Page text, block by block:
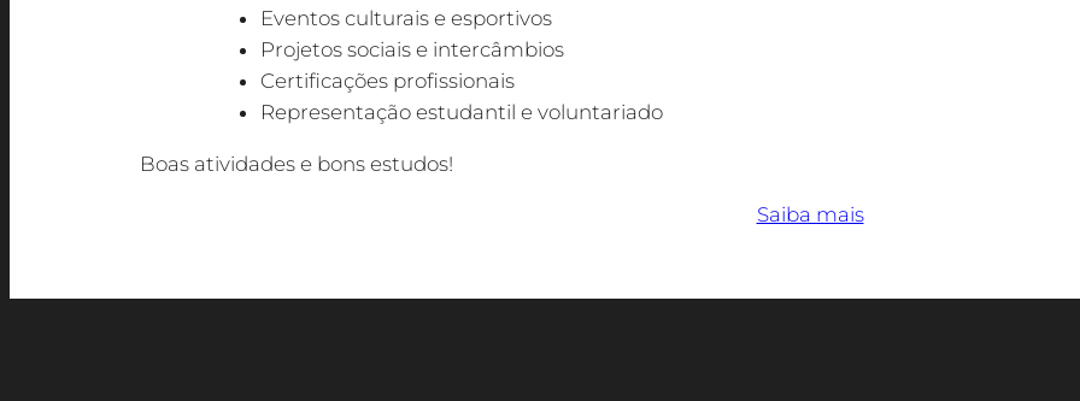
Eventos culturais e esportivos
Projetos sociais e intercâmbios
Certificações profissionais
Representação estudantil e voluntariado
Boas atividades e bons estudos!
Saiba mais